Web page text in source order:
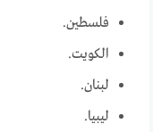
فلسطين.
الكويت.
لبنان.
ليبيا.